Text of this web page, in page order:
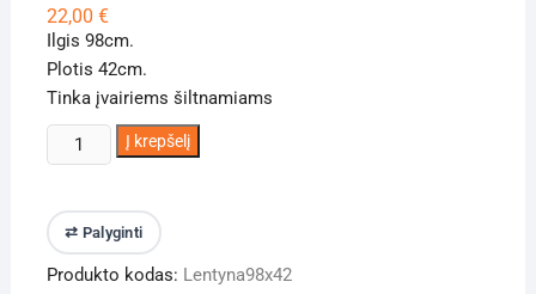
22,00 €
Ilgis 98cm.
Plotis 42cm.
Tinka įvairiems šiltnamiams
produkto
kiekis:
lentynėlė
(98×42
cm)
Į krepšelį
⇄ Palyginti
Produkto kodas: Lentyna98x42